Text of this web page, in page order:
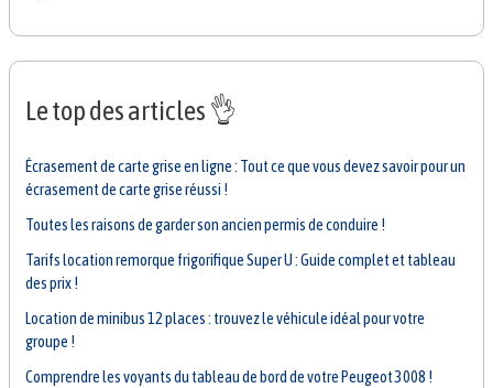
Le top des articles 👌
Écrasement de carte grise en ligne : Tout ce que vous devez savoir pour un
écrasement de carte grise réussi !
Toutes les raisons de garder son ancien permis de conduire !
Tarifs location remorque frigorifique Super U : Guide complet et tableau
des prix !
Location de minibus 12 places : trouvez le véhicule idéal pour votre
groupe !
Comprendre les voyants du tableau de bord de votre Peugeot 3008 !